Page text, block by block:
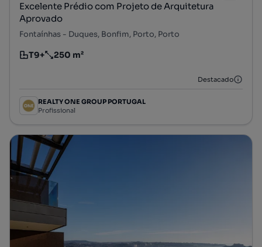
Excelente Prédio com Projeto de Arquitetura
Aprovado
Fontaínhas - Duques, Bonfim, Porto, Porto
Tipologia
T9+
Preço por metro quadrado
250 m²
Destacado
REALTY ONE GROUP PORTUGAL
Profissional